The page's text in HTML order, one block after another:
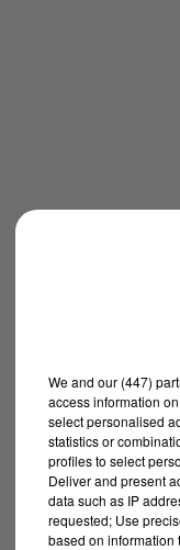
We and our (447)
access information
select personalised
statistics or
profiles to select
Deliver and present
data such as IP
requested; Use
based on information